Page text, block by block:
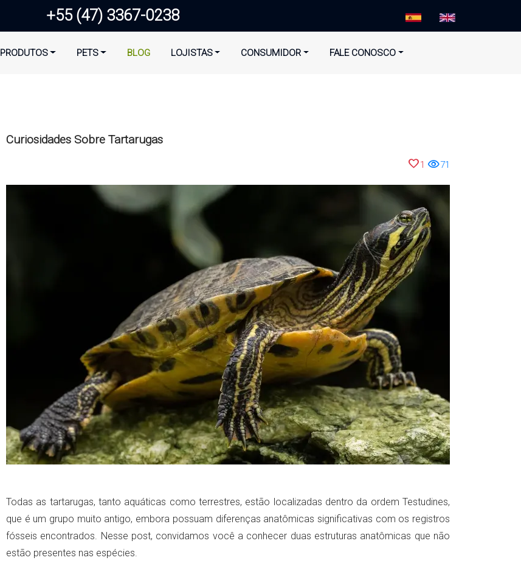
+55 (47) 3367-0238
PRODUTOS PETS BLOG LOJISTAS CONSUMIDOR FALE CONOSCO
Curiosidades Sobre Tartarugas
favorite1 visibility71
Todas as tartarugas, tanto aquáticas como terrestres, estão localizadas dentro da ordem Testudines,
que é um grupo muito antigo, embora possuam diferenças anatômicas significativas com os registros
fósseis encontrados. Nesse post, convidamos você a conhecer duas estruturas anatômicas que não
estão presentes nas espécies.